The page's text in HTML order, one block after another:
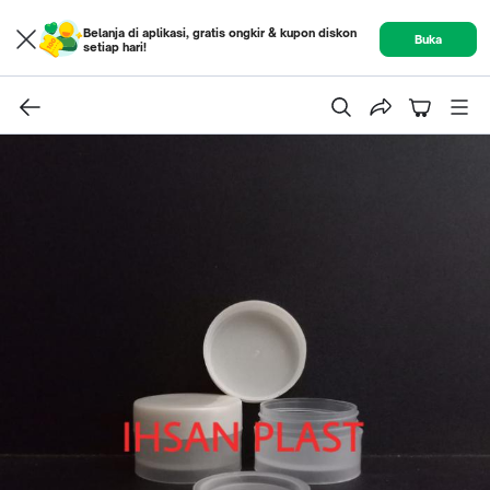
Belanja di aplikasi, gratis ongkir & kupon diskon
setiap hari!
Buka